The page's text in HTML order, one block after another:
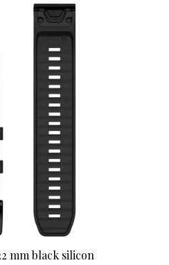
mm black silicon